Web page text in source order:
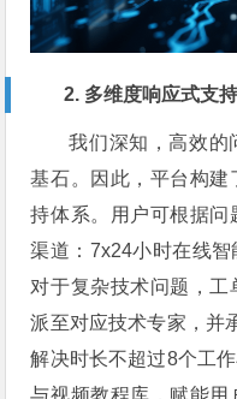
2. 多维度响应式支
我们深知，高效的
基石。因此，平台构建
持体系。用户可根据问
渠道：7x24小时在线智
对于复杂技术问题，
派至对应技术专家，并
解决时长不超过8个工
与视频教程库，赋能用